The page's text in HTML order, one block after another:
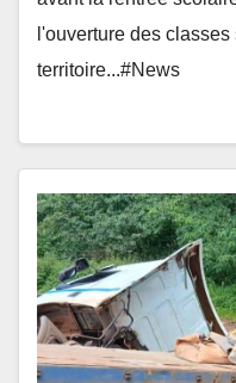
l'ouverture des
territoire...#News